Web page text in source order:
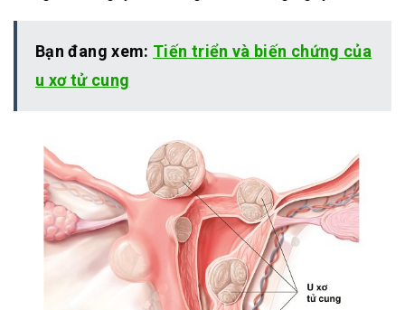
Bạn đang xem: Tiến triển và biến chứng của
u xơ tử cung